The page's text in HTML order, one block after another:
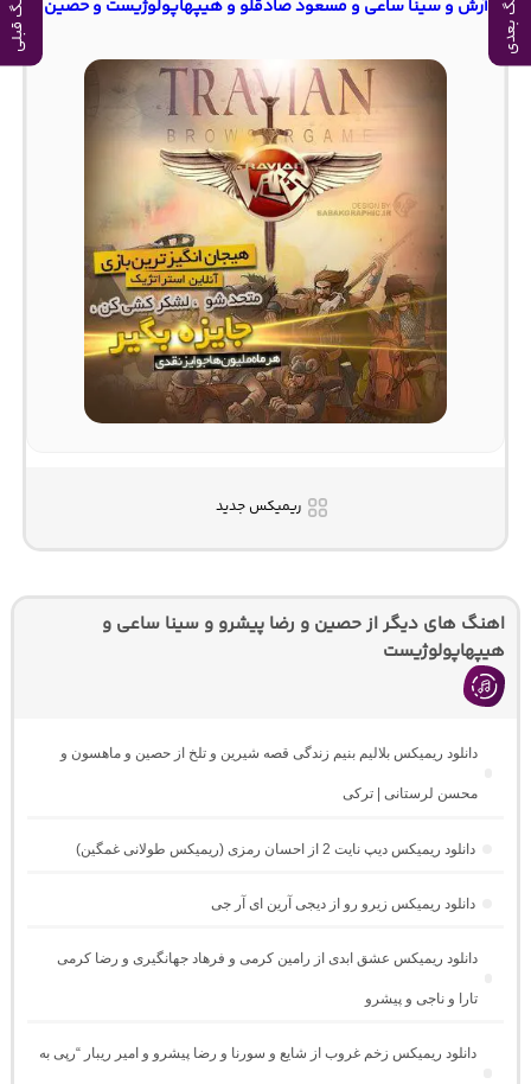
آهنگ بعدی آهنگ قبلی آرش و سینا ساعی و مسعود صادقلو و هیپهاپولوژیست و حصین
ریمیکس جدید
اهنگ های دیگر از حصین و رضا پیشرو و سینا ساعی و
هیپهاپولوژیست
دانلود ریمیکس بلالیم بنیم زندگی قصه شیرین و تلخ از حصین و ماهسون و
محسن لرستانی | ترکی
دانلود ریمیکس دیپ نایت 2 از احسان رمزی (ریمیکس طولانی غمگین)
دانلود ریمیکس زیرو رو از دیجی آرین ای آر جی
دانلود ریمیکس عشق ابدی از رامین کرمی و فرهاد جهانگیری و رضا کرمی
تارا و ناجی و پیشرو
دانلود ریمیکس زخم غروب از شایع و سورنا و رضا پیشرو و امیر ریبار “رپی به